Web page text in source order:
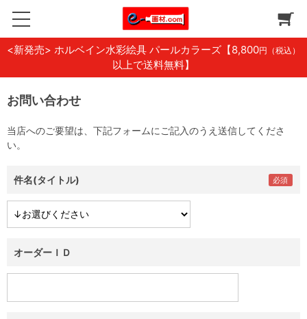
<新発売> ホルベイン水彩絵具 パールカラーズ 【8,800円（税込）
以上で送料無料】
お問い合わせ
当店へのご要望は、下記フォームにご記入のうえ送信してくださ
い。
件名(タイトル)
オーダーＩＤ